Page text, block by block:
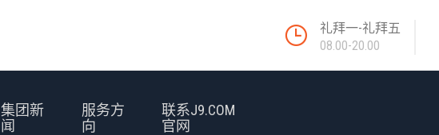
礼拜一-礼拜五
08.00-20.00
集团新
闻
服务方
向
联系J9.COM
官网